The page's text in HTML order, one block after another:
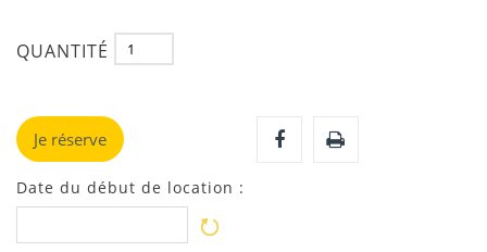
QUANTITÉ
Je réserve
Date du début de location :